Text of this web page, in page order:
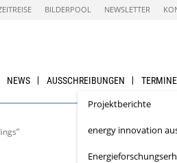
BILDERPOOL NEWSLETTER
NEWS AUSSCHREIBUNGEN TERMINE
Projektberichte
energy innovation